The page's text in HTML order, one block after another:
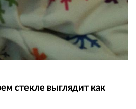
стекле выглядит как